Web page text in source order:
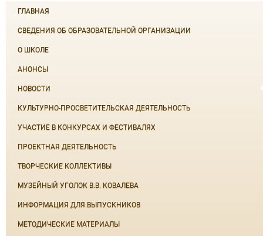
ГЛАВНАЯ
СВЕДЕНИЯ ОБ ОБРАЗОВАТЕЛЬНОЙ ОРГАНИЗАЦИИ
О ШКОЛЕ
АНОНСЫ
НОВОСТИ
КУЛЬТУРНО-ПРОСВЕТИТЕЛЬСКАЯ ДЕЯТЕЛЬНОСТЬ
УЧАСТИЕ В КОНКУРСАХ И ФЕСТИВАЛЯХ
ПРОЕКТНАЯ ДЕЯТЕЛЬНОСТЬ
ТВОРЧЕСКИЕ КОЛЛЕКТИВЫ
МУЗЕЙНЫЙ УГОЛОК В.В. КОВАЛЕВА
ИНФОРМАЦИЯ ДЛЯ ВЫПУСКНИКОВ
МЕТОДИЧЕСКИЕ МАТЕРИАЛЫ